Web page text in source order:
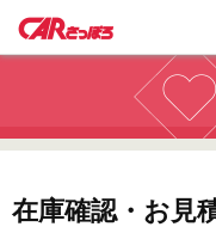
在庫確認・お見